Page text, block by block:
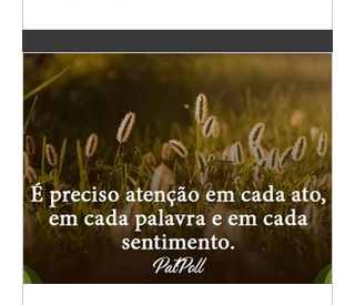
ter tudo que preciso,
e...